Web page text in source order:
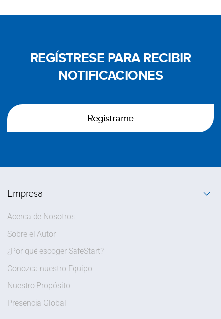
REGÍSTRESE PARA RECIBIR
NOTIFICACIONES
Registrame
Empresa
Acerca de Nosotros
Sobre el Autor
¿Por qué escoger SafeStart?
Conozca nuestro Equipo
Nuestro Propósito
Presencia Global